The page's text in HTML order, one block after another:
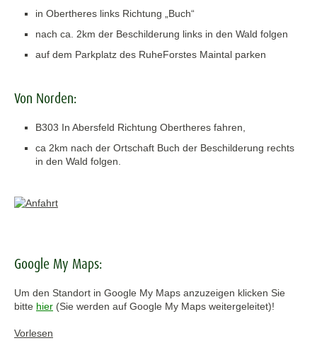
in Obertheres links Richtung „Buch“
nach ca. 2km der Beschilderung links in den Wald folgen
auf dem Parkplatz des RuheForstes Maintal parken
Von Norden:
B303 In Abersfeld Richtung Obertheres fahren,
ca 2km nach der Ortschaft Buch der Beschilderung rechts
in den Wald folgen.
Google My Maps:
Um den Standort in Google My Maps anzuzeigen klicken Sie
bitte hier (Sie werden auf Google My Maps weitergeleitet)!
Vorlesen